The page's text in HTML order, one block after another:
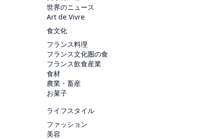
世界のニュース
Art de Vivre
食文化
フランス料理
フランス文化圏の食
フランス飲食産業
食材
農業・畜産
お菓子
ライフスタイル
ファッション
美容